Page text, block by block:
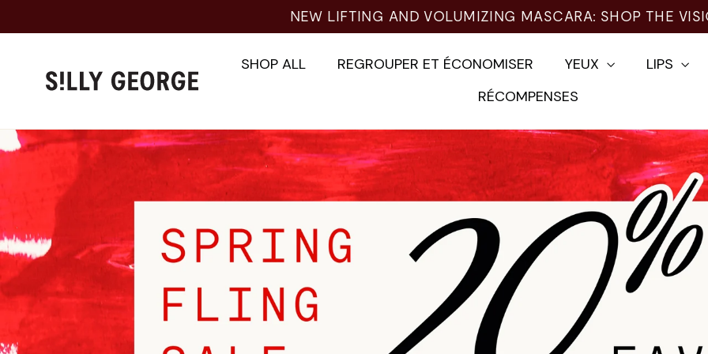
NEW LIFTING AND VOLUMIZING MASCARA: SHOP THE
SHOP ALL REGROUPER ET ÉCONOMISER YEUX LIPS
RÉCOMPENSES